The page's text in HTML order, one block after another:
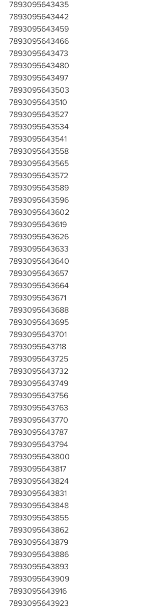
7893095643435
7893095643442
7893095643459
7893095643466
7893095643473
7893095643480
7893095643497
7893095643503
7893095643510
7893095643527
7893095643534
7893095643541
7893095643558
7893095643565
7893095643572
7893095643589
7893095643596
7893095643602
7893095643619
7893095643626
7893095643633
7893095643640
7893095643657
7893095643664
7893095643671
7893095643688
7893095643695
7893095643701
7893095643718
7893095643725
7893095643732
7893095643749
7893095643756
7893095643763
7893095643770
7893095643787
7893095643794
7893095643800
7893095643817
7893095643824
7893095643831
7893095643848
7893095643855
7893095643862
7893095643879
7893095643886
7893095643893
7893095643909
7893095643916
7893095643923